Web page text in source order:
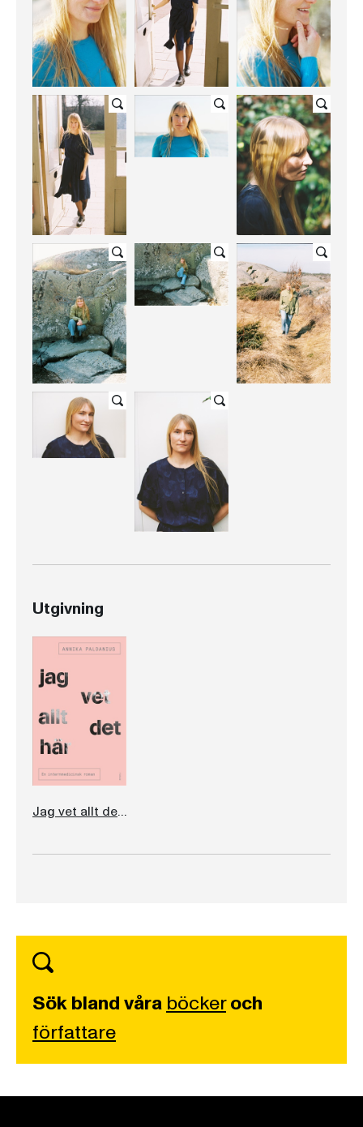
Utgivning
Jag vet allt det här
Sök bland våra böckeroch
författare